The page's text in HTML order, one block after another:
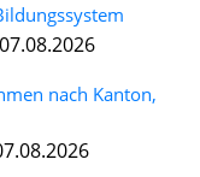
nach Kanton,